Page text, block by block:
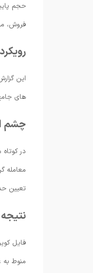
حجم
فروش،
این
های
چشم
معامله
تعیین
فایل
منوط به